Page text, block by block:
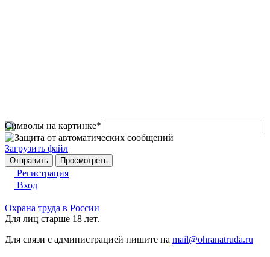
Символы на картинке*
Загрузить файл
Регистрация
Вход
Охрана труда в России
Для лиц старше 18 лет.
Для связи с администрацией пишите на mail@ohranatruda.ru